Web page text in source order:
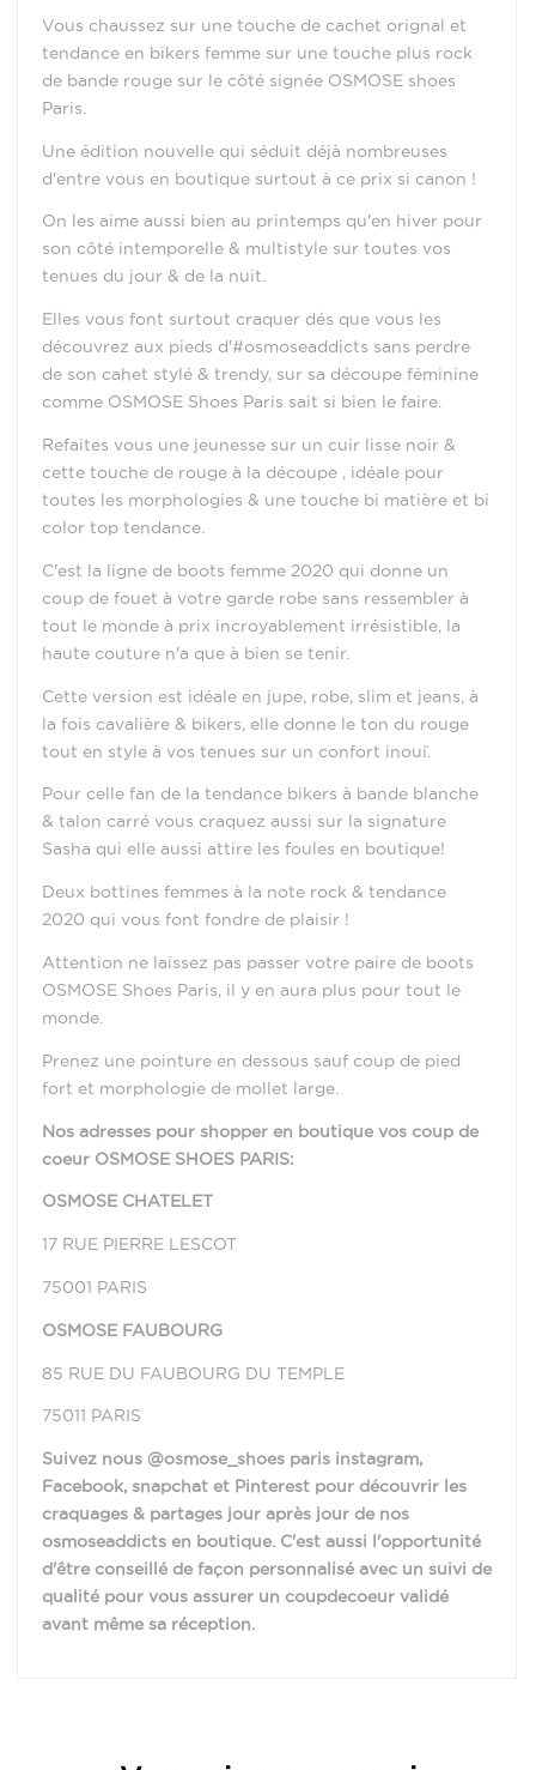
Vous chaussez sur une touche de cachet orignal et
tendance en bikers femme sur une touche plus rock
de bande rouge sur le côté signée OSMOSE shoes
Paris.
Une édition nouvelle qui séduit déjà nombreuses
d'entre vous en boutique surtout à ce prix si canon !
On les aime aussi bien au printemps qu'en hiver pour
son côté intemporelle & multistyle sur toutes vos
tenues du jour & de la nuit.
Elles vous font surtout craquer dés que vous les
découvrez aux pieds d'#osmoseaddicts sans perdre
de son cahet stylé & trendy, sur sa découpe féminine
comme OSMOSE Shoes Paris sait si bien le faire.
Refaites vous une jeunesse sur un cuir lisse noir &
cette touche de rouge à la découpe , idéale pour
toutes les morphologies & une touche bi matière et bi
color top tendance.
C'est la ligne de boots femme 2020 qui donne un
coup de fouet à votre garde robe sans ressembler à
tout le monde à prix incroyablement irrésistible, la
haute couture n'a que à bien se tenir.
Cette version est idéale en jupe, robe, slim et jeans, à
la fois cavalière & bikers, elle donne le ton du rouge
tout en style à vos tenues sur un confort inouï.
Pour celle fan de la tendance bikers à bande blanche
& talon carré vous craquez aussi sur la signature
Sasha qui elle aussi attire les foules en boutique!
Deux bottines femmes à la note rock & tendance
2020 qui vous font fondre de plaisir !
Attention ne laissez pas passer votre paire de boots
OSMOSE Shoes Paris, il y en aura plus pour tout le
monde.
Prenez une pointure en dessous sauf coup de pied
fort et morphologie de mollet large.
Nos adresses pour shopper en boutique vos coup de
coeur OSMOSE SHOES PARIS:
OSMOSE CHATELET
17 RUE PIERRE LESCOT
75001 PARIS
OSMOSE FAUBOURG
85 RUE DU FAUBOURG DU TEMPLE
75011 PARIS
Suivez nous @osmose_shoes paris instagram,
Facebook, snapchat et Pinterest pour découvrir les
craquages & partages jour après jour de nos
osmoseaddicts en boutique. C'est aussi l'opportunité
d'être conseillé de façon personnalisé avec un suivi de
qualité pour vous assurer un coupdecoeur validé
avant même sa réception.